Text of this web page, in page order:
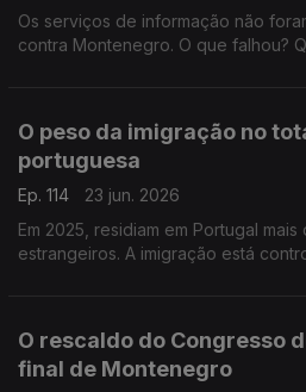
Os serviços de informação não
contra Montenegro. O que falhou?
O peso da imigração no
portuguesa
Ep. 114
23 jun. 2026
Em 2025, residiam em Portugal mais
estrangeiros. A imigração está
O rescaldo do Congresso
final de Montenegro